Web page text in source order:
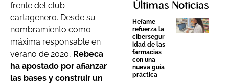
frente del club
cartagenero. Desde su
nombramiento como
máxima responsable en
verano de 2020, Rebeca
ha apostado por afianzar
las bases y construir un
Últimas Noticias
Hefame
refuerza la
cibersegur
idad de las
farmacias
con una
nueva guía
práctica